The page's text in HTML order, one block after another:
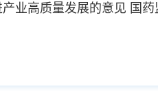
业高质量发展的意见 国药